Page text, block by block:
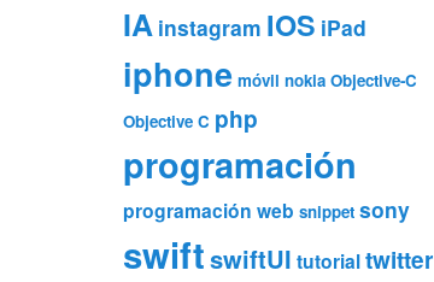
IA instagram IOS iPad
iphone móvil nokia Objective-C
Objective C php
programación
programación web snippet sony
swiftswiftUI tutorialtwitter